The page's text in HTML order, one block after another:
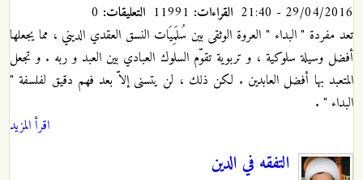
29/04/2016 - 21:40 القراءات: التعليقات:
تعد مفردة " البداء " العروة الوثقى بين سُلَمِيَات النسق العقدي الديني ، مما يجعلها
أفضل وسيلة سلوكية ، و تربوية تقوّم السلوك العبادي بين العبد و ربه . و تجعل
المتعبد بها أفضل العابدين . لكن ذلك ، لن يتسنى إلاّ بعد فهم دقيق لفلسفة "
البداء " .
اقرأ المزيد
التفقه في الدين